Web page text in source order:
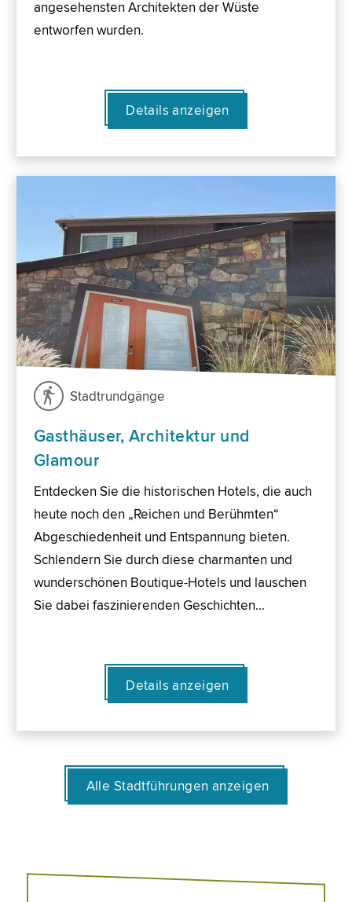
angesehensten Architekten der Wüste
entworfen wurden.
Details anzeigen
Stadtrundgänge
Gasthäuser, Architektur und
Glamour
Entdecken Sie die historischen Hotels, die auch
heute noch den „Reichen und Berühmten“
Abgeschiedenheit und Entspannung bieten.
Schlendern Sie durch diese charmanten und
wunderschönen Boutique-Hotels und lauschen
Sie dabei faszinierenden Geschichten…
Details anzeigen
Alle Stadtführungen anzeigen